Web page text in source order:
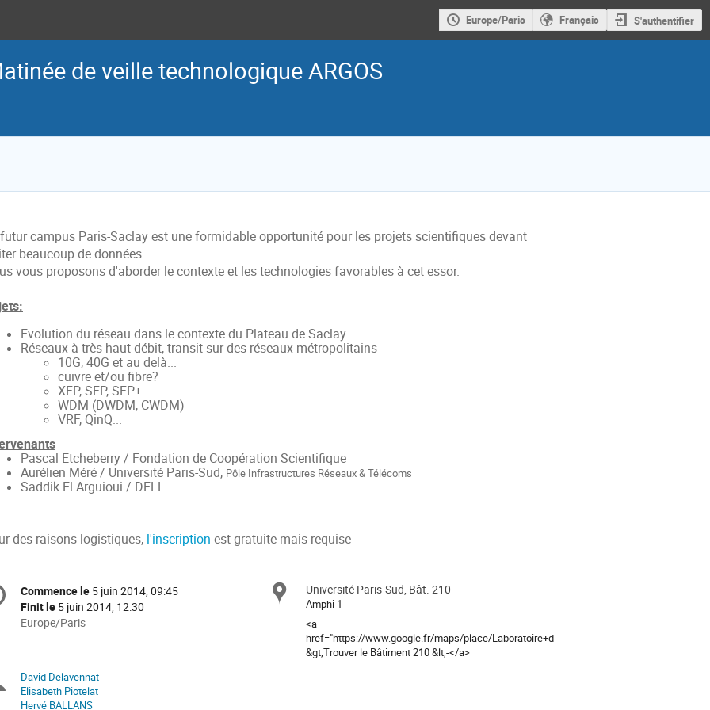
Europe/Paris Français S'authentifier
de veille technologique ARGOS
campus Paris-Saclay est une formidable opportunité pour les projets scientifiques devant
beaucoup de données.
vous proposons d'aborder le contexte et les technologies favorables à cet essor.
Evolution du réseau dans le contexte du Plateau de Saclay
Réseaux à très haut débit, transit sur des réseaux métropolitains
10G, 40G et au delà...
cuivre et/ou fibre?
XFP, SFP, SFP+
WDM (DWDM, CWDM)
VRF, QinQ...
Pascal Etcheberry / Fondation de Coopération Scientifique
Aurélien Méré / Université Paris-Sud, Pôle Infrastructures Réseaux & Télécoms
Saddik El Arguioui / DELL
des raisons logistiques, l'inscription est gratuite mais requise
Date/Heure
Commence le 5 juin 2014, 09:45
Finit le 5 juin 2014, 12:30
Toutes
sont
en
Europe/Paris
Europe/Paris
Site
Université Paris-Sud, Bât. 210
Amphi 1
<a
href="https://www.google.fr/maps/place/
&gt;Trouver le Bâtiment 210 &lt;-</a>
Présidents
David Delavennat
Elisabeth Piotelat
Hervé BALLANS